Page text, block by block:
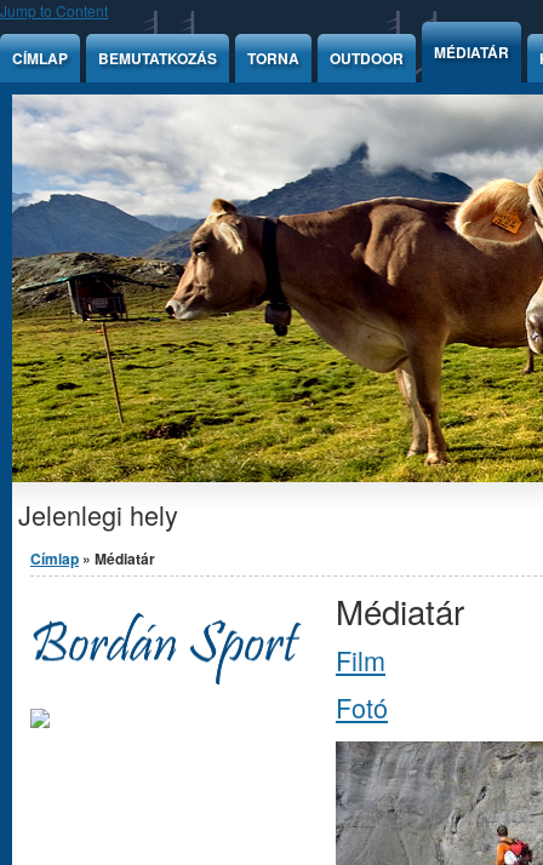
Jump to Content
CÍMLAP BEMUTATKOZÁS TORNA OUTDOOR MÉDIATÁR
Jelenlegi hely
Címlap » Médiatár
Médiatár
Film
Fotó